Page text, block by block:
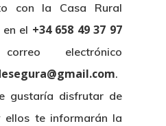
con la Casa Rural
el +34 658 49 37 97
electrónico
.
gustaría disfrutar de
ellos te informarán la